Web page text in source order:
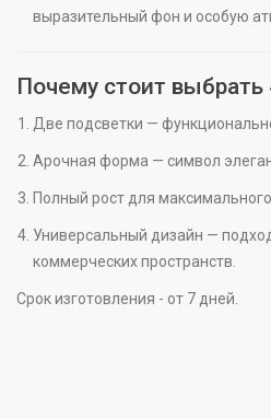
выразительный фон и особую
Почему стоит
Две подсветки —
Арочная форма — символ
Полный рост для максимального
Универсальный дизайн —
коммерческих пространств.
Срок изготовления - от 7 дней.